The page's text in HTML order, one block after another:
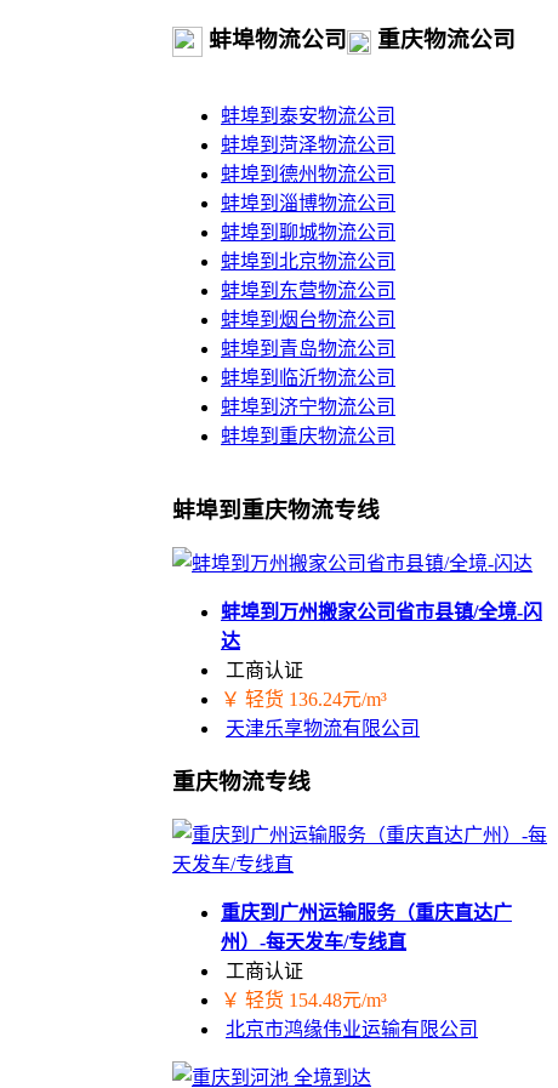
蚌埠物流公司
蚌埠到泰安物流公司
蚌埠到菏泽物流公司
蚌埠到德州物流公司
蚌埠到淄博物流公司
蚌埠到聊城物流公司
蚌埠到北京物流公司
蚌埠到东营物流公司
蚌埠到烟台物流公司
蚌埠到青岛物流公司
蚌埠到临沂物流公司
蚌埠到济宁物流公司
蚌埠到重庆物流公司
重庆物流公司
蚌埠到重庆物流专线
蚌埠到万州搬家公司省市县镇/全境-闪
达
工商认证
￥ 轻货 136.24元/m³
天津乐享物流有限公司
重庆物流专线
重庆到广州运输服务（重庆直达广
州）-每天发车/专线直
工商认证
￥ 轻货 154.48元/m³
北京市鸿缘伟业运输有限公司